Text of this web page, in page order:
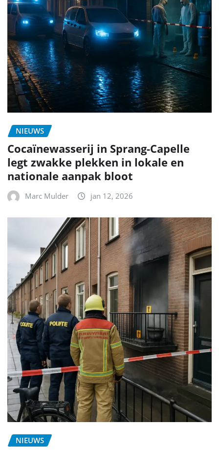
NIEUWS
Cocaïnewasserij in Sprang-Capelle
legt zwakke plekken in lokale en
nationale aanpak bloot
Marc Mulder jan 12, 2026
NIEUWS